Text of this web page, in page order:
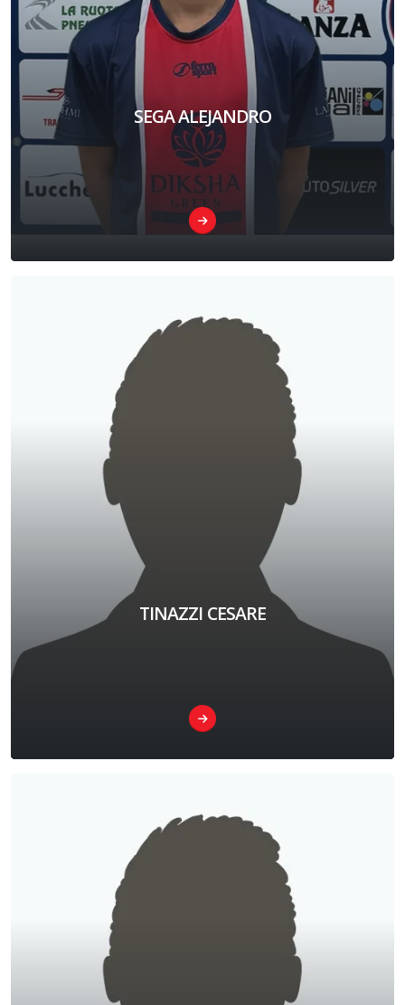
SEGA ALEJANDRO
TINAZZI CESARE